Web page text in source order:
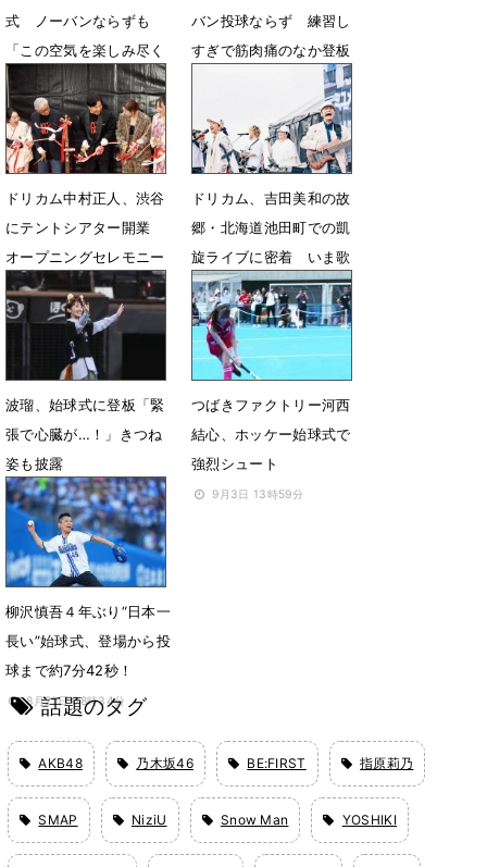
式 ノーバンならずも
「この空気を楽しみ尽く
しました」
6月14日 15時50分
バン投球ならず 練習し
すぎで筋肉痛のなか登板
5月16日 07時37分
ドリカム中村正人、渋谷
にテントシアター開業
オープニングセレモニー
でまさかのハプニング
4月10日 19時56分
ドリカム、吉田美和の故
郷・北海道池田町での凱
旋ライブに密着 いま歌
う意味とは
9月18日 07時00分
波瑠、始球式に登板「緊
張で心臓が…！」きつね
姿も披露
9月28日 17時16分
つばきファクトリー河西
結心、ホッケー始球式で
強烈シュート
9月3日 13時59分
柳沢慎吾４年ぶり“日本一
長い”始球式、登場から投
球まで約7分42秒！
8月21日 08時34分
話題のタグ
AKB48 乃木坂46 BE:FIRST 指原莉乃
SMAP NiziU Snow Man YOSHIKI